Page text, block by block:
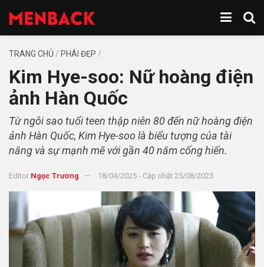
TRANG CHỦ / PHÁI ĐẸP /
Kim Hye-soo: Nữ hoàng điện
ảnh Hàn Quốc
Từ ngôi sao tuổi teen thập niên 80 đến nữ hoàng điện
ảnh Hàn Quốc, Kim Hye-soo là biểu tượng của tài
năng và sự mạnh mẽ với gần 40 năm cống hiến.
Editor Ngọc Trương 18/04/2025 - Cập nhật 25/08/2025